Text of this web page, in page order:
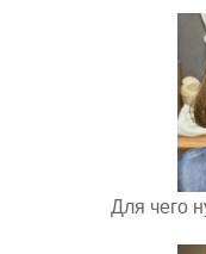
Для чего